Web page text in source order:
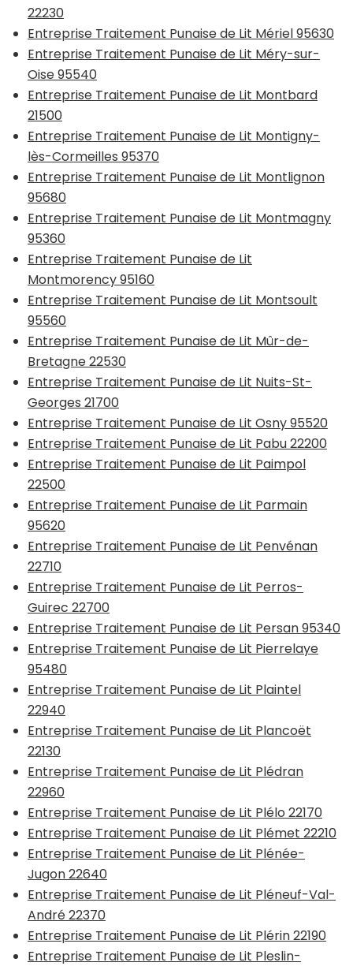
22230
Entreprise Traitement Punaise de Lit Mériel 95630
Entreprise Traitement Punaise de Lit Méry-sur-
Oise 95540
Entreprise Traitement Punaise de Lit Montbard
21500
Entreprise Traitement Punaise de Lit Montigny-
lès-Cormeilles 95370
Entreprise Traitement Punaise de Lit Montlignon
95680
Entreprise Traitement Punaise de Lit Montmagny
95360
Entreprise Traitement Punaise de Lit
Montmorency 95160
Entreprise Traitement Punaise de Lit Montsoult
95560
Entreprise Traitement Punaise de Lit Mûr-de-
Bretagne 22530
Entreprise Traitement Punaise de Lit Nuits-St-
Georges 21700
Entreprise Traitement Punaise de Lit Osny 95520
Entreprise Traitement Punaise de Lit Pabu 22200
Entreprise Traitement Punaise de Lit Paimpol
22500
Entreprise Traitement Punaise de Lit Parmain
95620
Entreprise Traitement Punaise de Lit Penvénan
22710
Entreprise Traitement Punaise de Lit Perros-
Guirec 22700
Entreprise Traitement Punaise de Lit Persan 95340
Entreprise Traitement Punaise de Lit Pierrelaye
95480
Entreprise Traitement Punaise de Lit Plaintel
22940
Entreprise Traitement Punaise de Lit Plancoët
22130
Entreprise Traitement Punaise de Lit Plédran
22960
Entreprise Traitement Punaise de Lit Plélo 22170
Entreprise Traitement Punaise de Lit Plémet 22210
Entreprise Traitement Punaise de Lit Plénée-
Jugon 22640
Entreprise Traitement Punaise de Lit Pléneuf-Val-
André 22370
Entreprise Traitement Punaise de Lit Plérin 22190
Entreprise Traitement Punaise de Lit Pleslin-